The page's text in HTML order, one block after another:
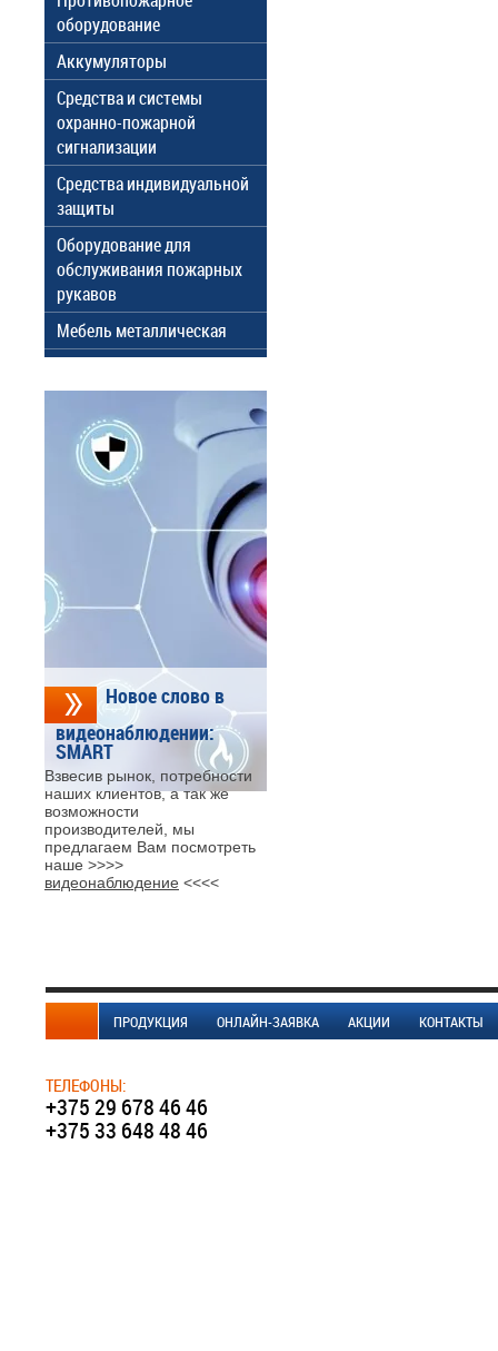
оборудование
Аккумуляторы
Средства и системы
охранно-пожарной
сигнализации
Средства индивидуальной
защиты
Оборудование для
обслуживания пожарных
рукавов
Мебель металлическая
Новое слово в
видеонаблюдении:
SMART
Взвесив рынок, потребности
наших клиентов, а так же
возможности
производителей, мы
предлагаем Вам посмотреть
наше >>>>
видеонаблюдение <<<<
ПРОДУКЦИЯ ОНЛАЙН-ЗАЯВКА АКЦИИ КОНТАКТЫ
ТЕЛЕФОНЫ:
+375 29 678 46 46
+375 33 648 48 46